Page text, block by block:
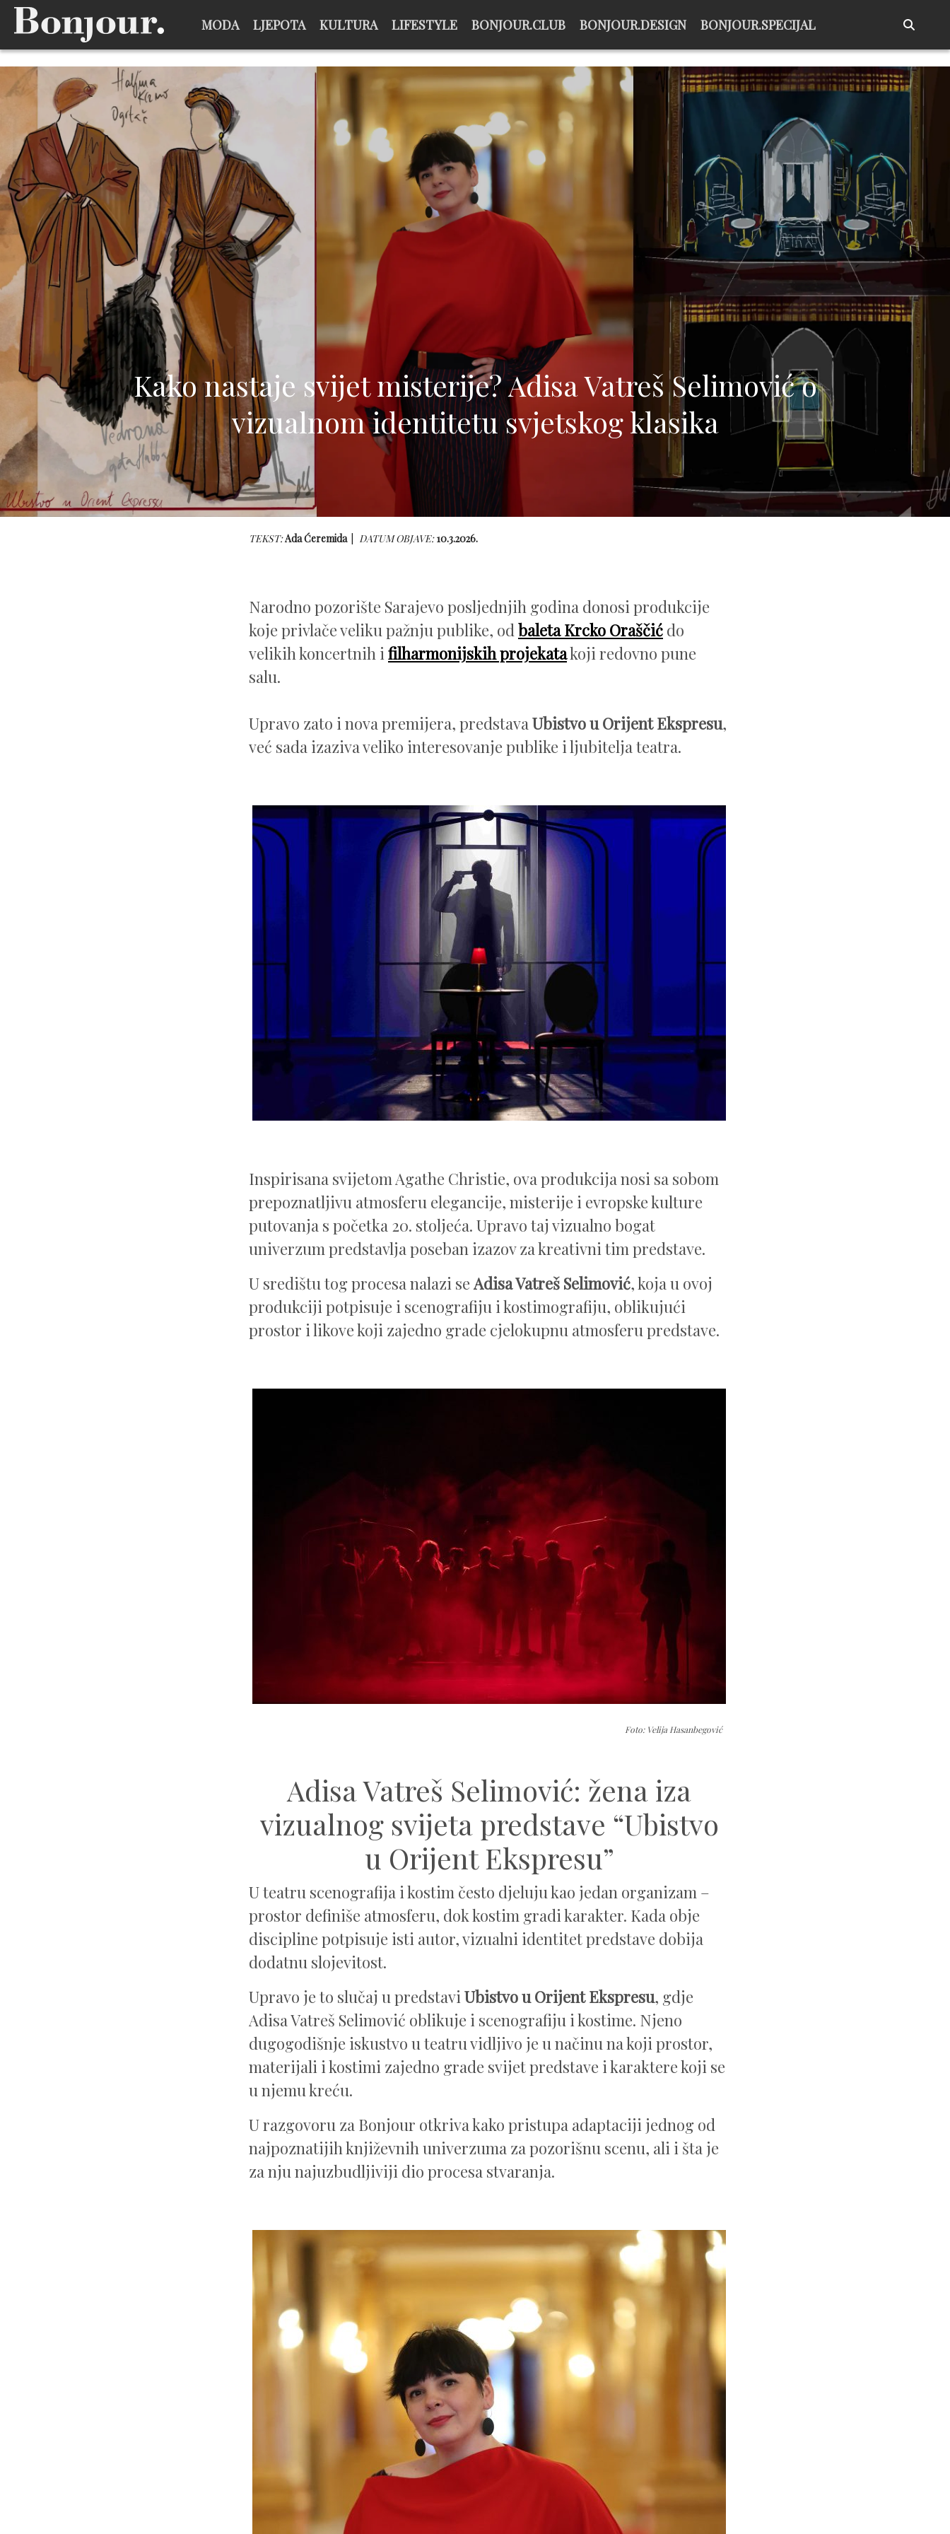
MODA LJEPOTA KULTURA LIFESTYLE BONJOUR.CLUB BONJOUR.DESIGN BONJOUR.SPECIJAL
Kako nastaje svijet misterije? Adisa Vatreš Selimović o
vizualnom identitetu svjetskog klasika
TEKST:Ada Ćeremida DATUM OBJAVE:10.3.2026.
Narodno pozorište Sarajevo posljednjih godina donosi produkcije
koje privlače veliku pažnju publike, od baletaKrcko Oraščić do
velikih koncertnih i filharmonijskih projekatakoji redovno pune
salu.
Upravo zato i nova premijera, predstava Ubistvo u Orijent Ekspresu,
već sada izaziva veliko interesovanje publike i ljubitelja teatra.
Inspirisana svijetom Agathe Christie, ova produkcija nosi sa sobom
prepoznatljivu atmosferu elegancije, misterije i evropske kulture
putovanja s početka 20. stoljeća. Upravo taj vizualno bogat
univerzum predstavlja poseban izazov za kreativni tim predstave.
U središtu tog procesa nalazi se Adisa Vatreš Selimović, koja u ovoj
produkciji potpisuje i scenografiju i kostimografiju, oblikujući
prostor i likove koji zajedno grade cjelokupnu atmosferu predstave.
Foto: Velija Hasanbegović
Adisa Vatreš Selimović: žena iza
vizualnog svijeta predstave “Ubistvo
u Orijent Ekspresu”
U teatru scenografija i kostim često djeluju kao jedan organizam –
prostor definiše atmosferu, dok kostim gradi karakter. Kada obje
discipline potpisuje isti autor, vizualni identitet predstave dobija
dodatnu slojevitost.
Upravo je to slučaj u predstavi Ubistvo u Orijent Ekspresu, gdje
Adisa Vatreš Selimović oblikuje i scenografiju i kostime. Njeno
dugogodišnje iskustvo u teatru vidljivo je u načinu na koji prostor,
materijali i kostimi zajedno grade svijet predstave i karaktere koji se
u njemu kreću.
U razgovoru za Bonjour otkriva kako pristupa adaptaciji jednog od
najpoznatijih književnih univerzuma za pozorišnu scenu, ali i šta je
za nju najuzbudljiviji dio procesa stvaranja.